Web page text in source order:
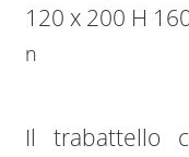
120 x 200 H
n
Il trabattello